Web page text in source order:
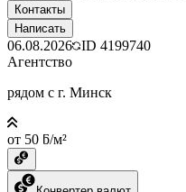
Контакты
Написать
06.08.2026 ID 4199740
Агентство
рядом с г. Минск
от 50 ƃ/м²